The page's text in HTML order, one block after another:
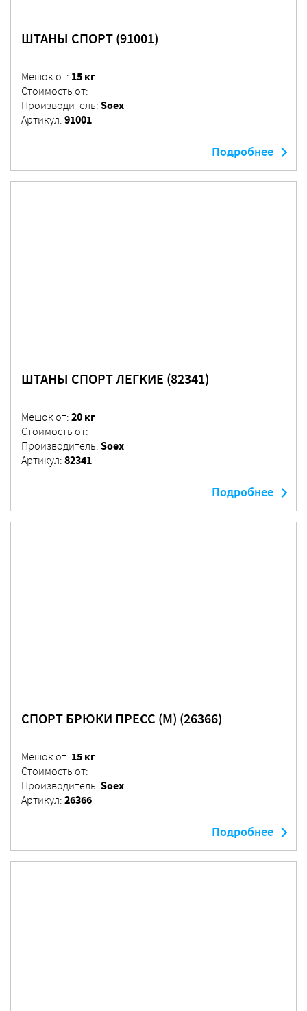
ШТАНЫ СПОРТ (91001)
Мешок от: 15 кг
Стоимость от:
Производитель: Soex
Артикул: 91001
Подробнее
ШТАНЫ СПОРТ ЛЕГКИЕ (82341)
Мешок от: 20 кг
Стоимость от:
Производитель: Soex
Артикул: 82341
Подробнее
СПОРТ БРЮКИ ПРЕСС (М) (26366)
Мешок от: 15 кг
Стоимость от:
Производитель: Soex
Артикул: 26366
Подробнее